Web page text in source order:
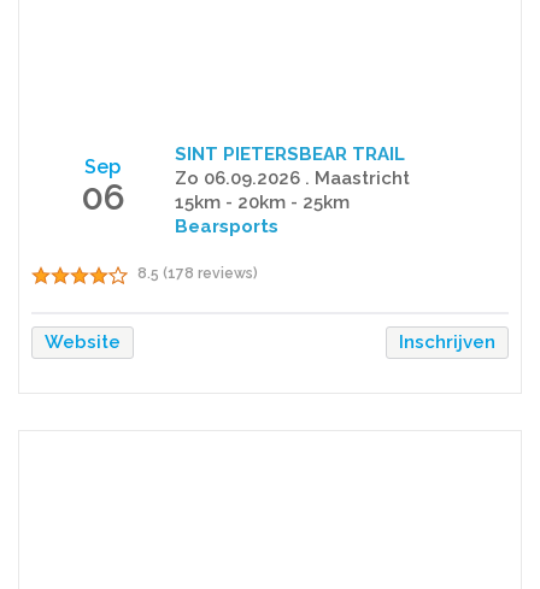
Sep
06
SINT PIETERSBEAR TRAIL
Zo 06.09.2026 . Maastricht
15km - 20km - 25km
Bearsports
8.5 (178 reviews)
Website Inschrijven